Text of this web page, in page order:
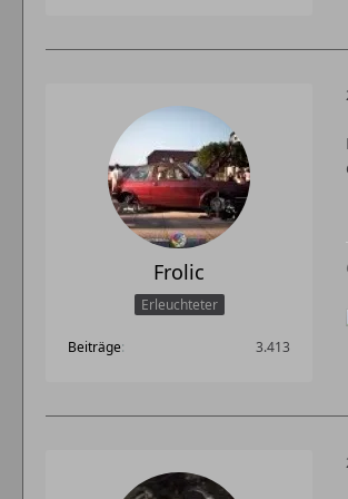
Frolic
Erleuchteter
Beiträge 3.413